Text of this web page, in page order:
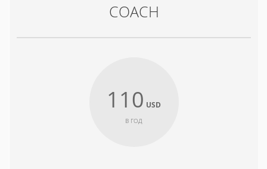
COACH
110USD
В ГОД